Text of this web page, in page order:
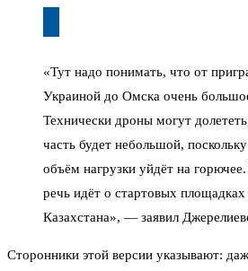
«Тут надо понимать, что от
Украиной до Омска очень
Технически дроны могут
часть будет небольшой,
объём нагрузки уйдёт на
речь идёт о стартовых
Казахстана», — заявил
Сторонники этой версии указывают: